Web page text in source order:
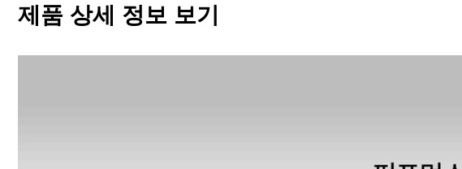
Materials
제품 상세 정보 보기